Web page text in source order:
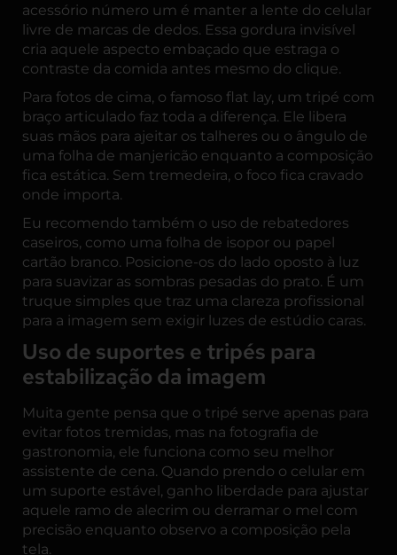
acessório número um é manter a lente do celular
livre de marcas de dedos. Essa gordura invisível
cria aquele aspecto embaçado que estraga o
contraste da comida antes mesmo do clique.
Para fotos de cima, o famoso flat lay, um tripé com
braço articulado faz toda a diferença. Ele libera
suas mãos para ajeitar os talheres ou o ângulo de
uma folha de manjericão enquanto a composição
fica estática. Sem tremedeira, o foco fica cravado
onde importa.
Eu recomendo também o uso de rebatedores
caseiros, como uma folha de isopor ou papel
cartão branco. Posicione-os do lado oposto à luz
para suavizar as sombras pesadas do prato. É um
truque simples que traz uma clareza profissional
para a imagem sem exigir luzes de estúdio caras.
Uso de suportes e tripés para
estabilização da imagem
Muita gente pensa que o tripé serve apenas para
evitar fotos tremidas, mas na fotografia de
gastronomia, ele funciona como seu melhor
assistente de cena. Quando prendo o celular em
um suporte estável, ganho liberdade para ajustar
aquele ramo de alecrim ou derramar o mel com
precisão enquanto observo a composição pela
tela.